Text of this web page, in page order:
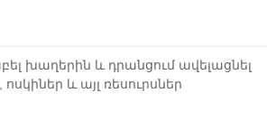
խաղերին և դրանցում ավելացնել
և այլ ռեսուրսներ